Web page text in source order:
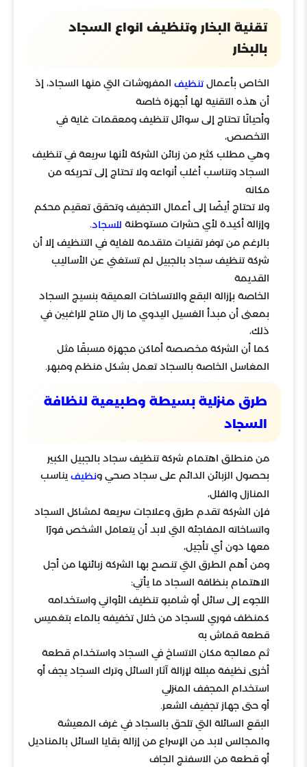
تقنية البخار وتنظيف انواع السجاد
بالبخار
الخاص بأعمالتنظيف المفروشات التي منها السجاد، إذ
أن هذه التقنية لها أجهزة خاصة
وأحيانًا تحتاج إلى سوائل تنظيف ومعقمات غاية في
التخصص،
وهي مطلب كثير من زبائن الشركة لأنها سريعة في تنظيف
السجاد وتناسب أغلب أنواعه ولا تحتاج إلى تحريكه من
مكانه
ولا تحتاج أيضًا إلى أعمال التجفيف وتحقق تعقيم محكم
وإزالة أكيدة لأي حشرات مستوطنة للسجاد.
بالرغم من توفر تقنيات متقدمة للغاية في التنظيف إلا أن
شركة تنظيف سجاد بالجبيل لم تستغني عن الأساليب
القديمة
الخاصة بإزالة البقع والاتساخات العميقة بنسيج السجاد
بمعنى أن مبدأ الغسيل اليدوي ما زال متاح للراغبين في
ذلك،
كما أن الشركة مخصصة أماكن مجهزة مسبقًا مثل
المغاسل الخاصة بالسجاد تعمل بشكل منظم ومبهر.
طرق منزلية بسيطة وطبيعية لنظافة
السجاد
من منطلق اهتمام شركة تنظيف سجاد بالجبيل الكبير
بحصول الزبائن الدائم على سجاد صحي ونظيف يناسب
المنازل والفلل،
فإن الشركة تقدم طرق وعلاجات سريعة لمشاكل السجاد
واتساخاته المفاجئة التي لابد أن يتعامل الشخص فورًا
معها دون أي تأجيل،
ومن أهم الطرق التي تنصح بها الشركة زبائنها من أجل
الاهتمام بنظافة السجاد ما يأتي:
اللجوء إلى سائل أو شامبو تنظيف الأواني واستخدامه
كمنظف فوري للسجاد من خلال تخفيفه بالماء بتغميس
قطعة قماش به
ثم معالجة مكان الاتساخ في السجاد واستخدام قطعة
أخرى نظيفة مبللة لإزالة آثار السائل وترك السجاد يجف أو
استخدام المجفف المنزلي
أو حتى جهاز تجفيف الشعر.
البقع السائلة التي تلحق بالسجاد في غرف المعيشة
والمجالس لابد من الإسراع من إزالة بقايا السائل بالمناديل
أو قطعة من الاسفنج الجاف